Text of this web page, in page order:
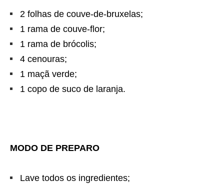
2 folhas de couve-de-bruxelas;
1 rama de couve-flor;
1 rama de brócolis;
4 cenouras;
1 maçã verde;
1 copo de suco de laranja.
MODO DE PREPARO
Lave todos os ingredientes;